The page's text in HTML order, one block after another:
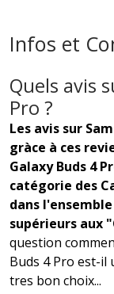
Infos et
Quels avis
Pro ?
Les avis sur
gràce à ces
Galaxy Buds 4
catégorie des
dans
supérieurs aux
question
Buds 4 Pro est-il
tres bon choix...